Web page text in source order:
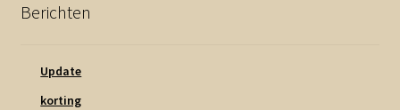
Berichten
Update
korting